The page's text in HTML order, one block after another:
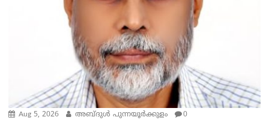
Aug 5, 2026 അബ്ദുൾ പുന്നയൂർക്കുളം 0